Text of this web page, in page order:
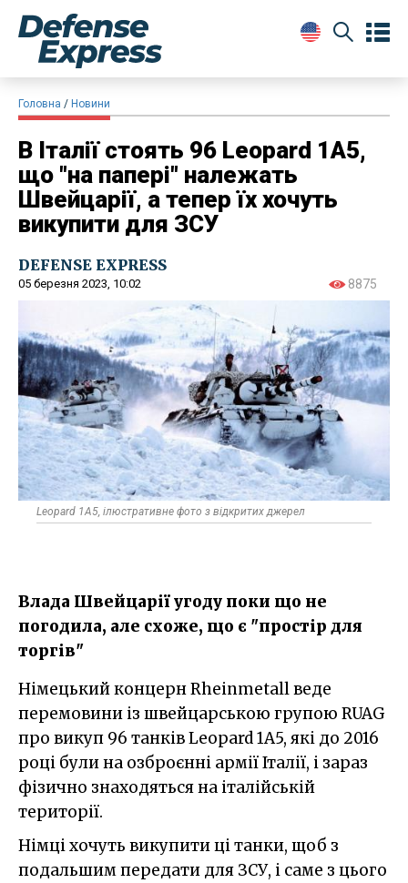
Головна Новини
В Італії стоять 96 Leopard 1A5,
що "на папері" належать
Швейцарії, а тепер їх хочуть
викупити для ЗСУ
DEFENSE EXPRESS
05 березня 2023, 10:02 8875
Leopard 1А5, ілюстративне фото з відкритих джерел
Влада Швейцарії угоду поки що не
погодила, але схоже, що є "простір для
торгів"
Німецький концерн Rheinmetall веде
перемовини із швейцарською групою RUAG
про викуп 96 танків Leopard 1A5, які до 2016
році були на озброєнні армії Італії, і зараз
фізично знаходяться на італійській
території.
Німці хочуть викупити ці танки, щоб з
подальшим передати для ЗСУ, і саме з цього